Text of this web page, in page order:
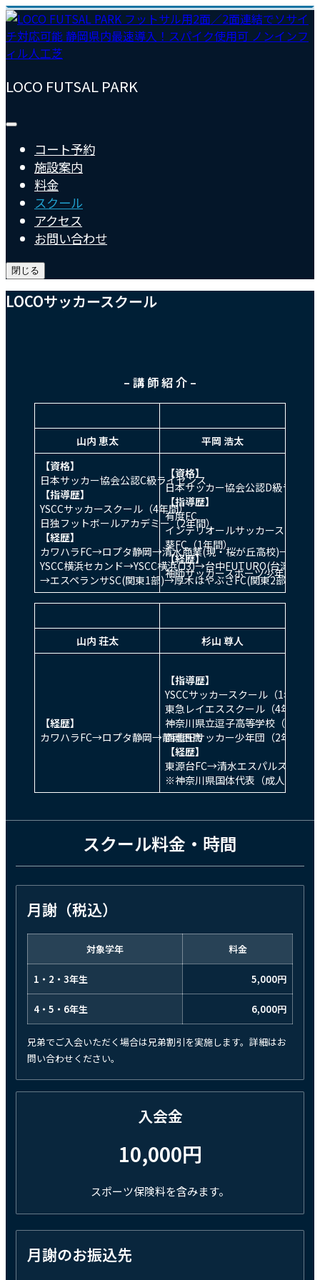
LOCO FUTSAL PARK
コート予約
施設案内
料金
スクール
アクセス
お問い合わせ
閉じる
LOCOサッカースクール
– 講 師 紹 介 –
山内 恵太
平岡 浩太
【資格】
日本サッカー協会公認C級ライセンス
【指導歴】
YSCCサッカースクール（4年間）
日独フットボールアカデミー（2年間）
【経歴】
カワハラFC→ロプタ静岡→清水商業(現・桜が丘高校)→
YSCC横浜セカンド→YSCC横浜(J3)→台中FUTURO(台湾1部)
→エスペランサSC(関東1部)→厚木はやぶさFC(関東2部)※神
【資格】
日本サッカー協会公認D級ライセ
【指導歴】
有度FC
インテリオールサッカースクール
葵FC（1年間）
【経歴】
袖師サッカースポーツ少年団→
山内 荘太 杉山 尊人
【経歴】
カワハラFC→ロプタ静岡→静岡西高
【指導歴】
YSCCサッカースクール（1年間）
東急レイエススクール（4年間）
神奈川県立逗子高等学校（1年間）
西豊田サッカー少年団（2年間）
【経歴】
東源台FC→清水エスパルスJr.ユ
※神奈川県国体代表（成人）
スクール料金・時間
月謝（税込）
対象学年 料金
1・2・3年生 5,000円
4・5・6年生 6,000円
兄弟でご入会いただく場合は兄弟割引を実施します。詳細はお
問い合わせください。
入会金
10,000円
スポーツ保険料を含みます。
月謝のお振込先